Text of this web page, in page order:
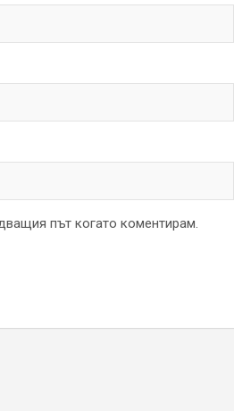
път когато коментирам.